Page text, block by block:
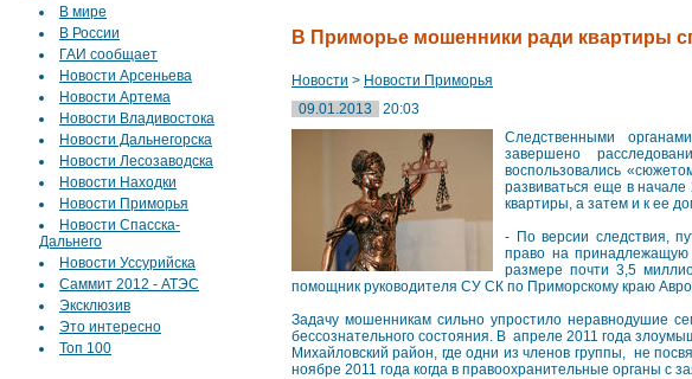
В мире
В России
ГАИ сообщает
Новости Арсеньева
Новости Артема
Новости Владивостока
Новости Дальнегорска
Новости Лесозаводска
Новости Находки
Новости Приморья
Новости Спасска-
Дальнего
Новости Уссурийска
Саммит 2012 - АТЭС
Эксклюзив
Это интересно
Топ 100
В Приморье мошенники ради квартиры
Новости > Новости Приморья
09.01.2013
20:03
Следственными
завершено
воспользовались
развиваться еще в начале
квартиры, а затем и к ее
- По версии следствия,
право на
размере почти 3,5
помощник руководителя СУ СК по Приморскому краю
Задачу мошенникам сильно упростило неравнодушие
бессознательного состояния. В апреле 2011 года
Михайловский район, где одни из членов группы, не
ноябре 2011 года когда в правоохранительные органы с